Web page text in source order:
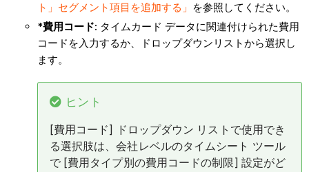
ト」セグメント項目を追加する」 を参照してください。
*費用コード: タイムカード データに関連付けられた費用
コードを入力するか、ドロップダウンリストから選択し
ます。
ヒント
[費用コード] ドロップダウン リストで使用でき
る選択肢は、会社レベルのタイムシート ツール
で [費用タイプ別の費用コードの制限] 設定がど